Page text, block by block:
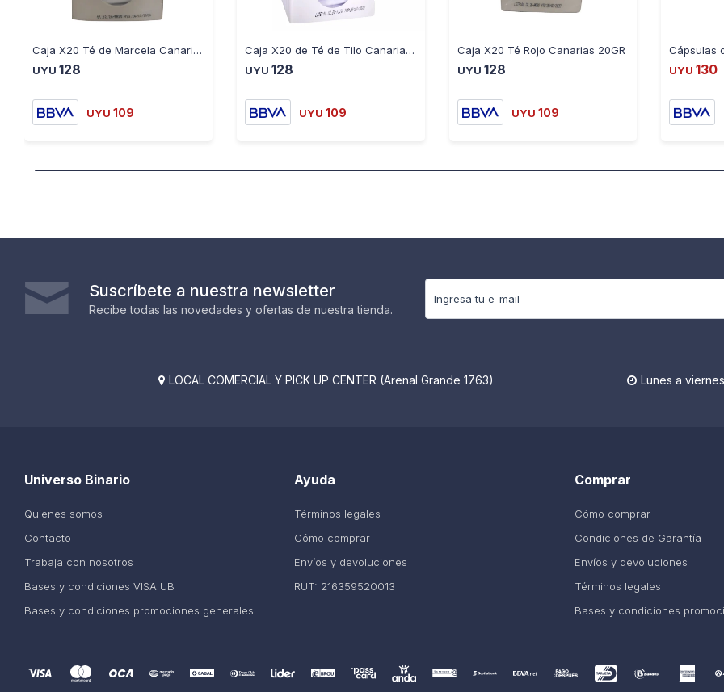
Caja X20 Té de Marcela Canarias 20GR
UYU 128
UYU 109
Caja X20 de Té de Tilo Canarias 20GR
UYU 128
UYU 109
Caja X20 Té Rojo Canarias 20GR
UYU 128
UYU 109
UYU 130
Suscríbete a nuestra newsletter
Recibe todas las novedades y ofertas de nuestra tienda.
 LOCAL COMERCIAL Y PICK UP CENTER (Arenal Grande 1763)  Lunes a
Ayuda
Términos legales
Cómo comprar
Envíos y devoluciones
RUT: 216359520013
Universo Binario
Quienes somos
Contacto
Trabaja con nosotros
Bases y condiciones VISA UB
Bases y condiciones promociones generales
Comprar
Cómo comprar
Condiciones de Garantía
Envíos y devoluciones
Términos legales
Bases y condiciones